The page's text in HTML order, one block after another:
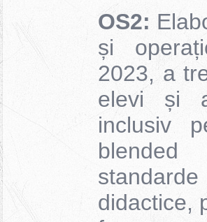
OS2:
și
2023, a
elevi și
inclusiv
didactice,